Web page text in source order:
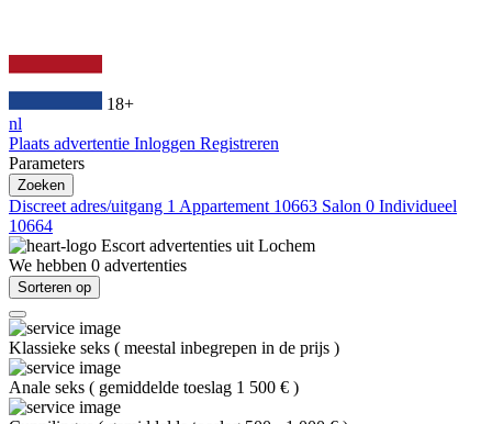
18+
nl
Plaats advertentie Inloggen Registreren
Parameters
Zoeken
Discreet adres/uitgang 1 Appartement 10663 Salon 0 Individueel
10664
Escort advertenties uit Lochem
We hebben 0 advertenties
Sorteren op
Klassieke seks ( meestal inbegrepen in de prijs )
Anale seks ( gemiddelde toeslag 1 500 € )